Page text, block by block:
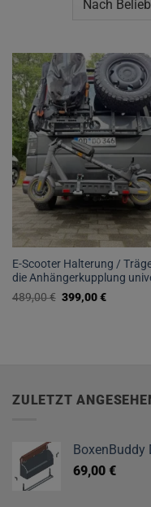
E-Scooter Halterung /
die Anhängerkupplung
489,00€ Ursprünglicher
Preis
399,00€Aktueller
ZULETZT
BoxenBuddy
69,00 €